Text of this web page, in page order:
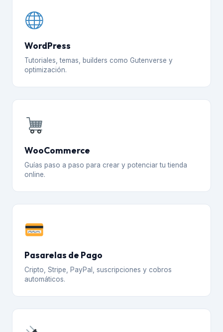
WordPress
Tutoriales, temas, builders como Gutenverse y
optimización.
WooCommerce
Guías paso a paso para crear y potenciar tu tienda
online.
Pasarelas de Pago
Cripto, Stripe, PayPal, suscripciones y cobros
automáticos.